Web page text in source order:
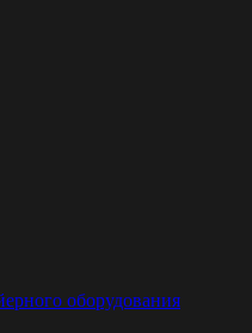
оборудования